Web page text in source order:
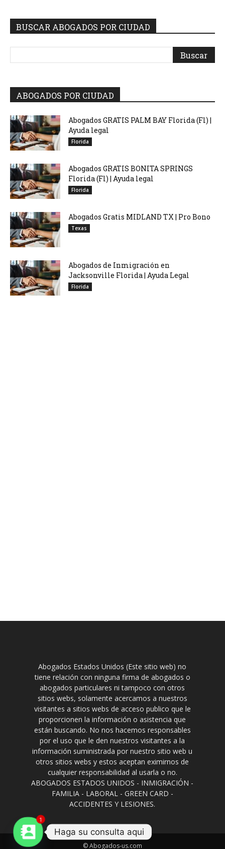
BUSCAR ABOGADOS POR CIUDAD
ABOGADOS POR CIUDAD
Abogados GRATIS PALM BAY Florida (Fl) |
Ayuda legal
Florida
Abogados GRATIS BONITA SPRINGS
Florida (Fl) | Ayuda legal
Florida
Abogados Gratis MIDLAND TX | Pro Bono
Texas
Abogados de Inmigración en
Jacksonville Florida | Ayuda Legal
Florida
Abogados Estados Unidos (Este sitio web) no
tiene relación con ninguna firma de abogados o
abogados particulares ni tampoco con otros
sitios webs, solamente acercamos a nuestros
visitantes a sitios webs de acceso publico que le
proporcionen la información o asistencia que
están buscando. No nos hacemos responsables
por el uso que le den nuestros visitantes a la
información suministrada por nuestro sitio web u
otros sitios webs y estos aceptan eximirnos de
cualquier responsabilidad al usarla o no.
ABOGADOS ESTADOS UNIDOS - INMIGRACIÓN -
FAMILIA - LABORAL - GREEN CARD -
ACCIDENTES Y LESIONES.
© Abogados-us.com
1
Haga su consulta aqui